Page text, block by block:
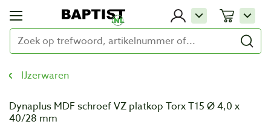
IJzerwaren
Dynaplus MDF schroef VZ platkop Torx T15 Ø 4,0 x
40/28 mm